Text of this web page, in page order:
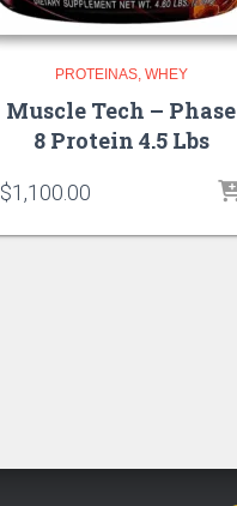
PROTEINAS WHEY
Muscle Tech – Phase
8 Protein 4.5 Lbs
$1,100.00